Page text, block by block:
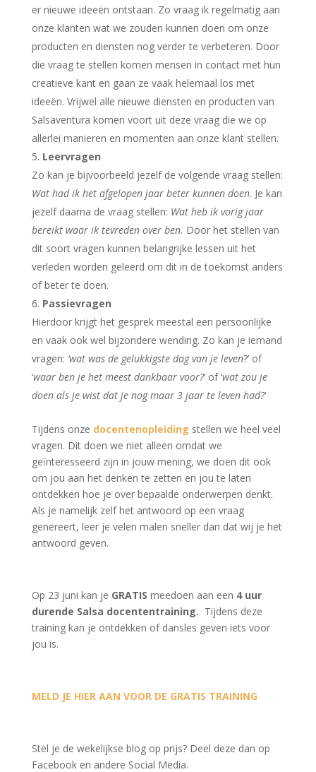
er nieuwe ideeën ontstaan. Zo vraag ik regelmatig aan
onze klanten wat we zouden kunnen doen om onze
producten en diensten nog verder te verbeteren. Door
die vraag te stellen komen mensen in contact met hun
creatieve kant en gaan ze vaak helemaal los met
ideeën. Vrijwel alle nieuwe diensten en producten van
Salsaventura komen voort uit deze vraag die we op
allerlei manieren en momenten aan onze klant stellen.
Leervragen
Zo kan je bijvoorbeeld jezelf de volgende vraag stellen:
Wat had ik het afgelopen jaar beter kunnen doen. Je kan
jezelf daarna de vraag stellen: Wat heb ik vorig jaar
bereikt waar ik tevreden over ben. Door het stellen van
dit soort vragen kunnen belangrijke lessen uit het
verleden worden geleerd om dit in de toekomst anders
of beter te doen.
Passievragen
Hierdoor krijgt het gesprek meestal een persoonlijke
en vaak ook wel bijzondere wending. Zo kan je iemand
vragen: ‘wat was de gelukkigste dag van je leven?’ of
‘waar ben je het meest dankbaar voor?’ of ‘wat zou je
doen als je wist dat je nog maar 3 jaar te leven had?‘
Tijdens onze docentenopleiding stellen we heel veel
vragen. Dit doen we niet alleen omdat we
geïnteresseerd zijn in jouw mening, we doen dit ook
om jou aan het denken te zetten en jou te laten
ontdekken hoe je over bepaalde onderwerpen denkt.
Als je namelijk zelf het antwoord op een vraag
genereert, leer je velen malen sneller dan dat wij je het
antwoord geven.
Op 23 juni kan je GRATIS meedoen aan een 4 uur
durende Salsa docententraining. Tijdens deze
training kan je ontdekken of dansles geven iets voor
jou is.
MELD JE HIER AAN VOOR DE GRATIS TRAINING
Stel je de wekelijkse blog op prijs? Deel deze dan op
Facebook en andere Social Media.